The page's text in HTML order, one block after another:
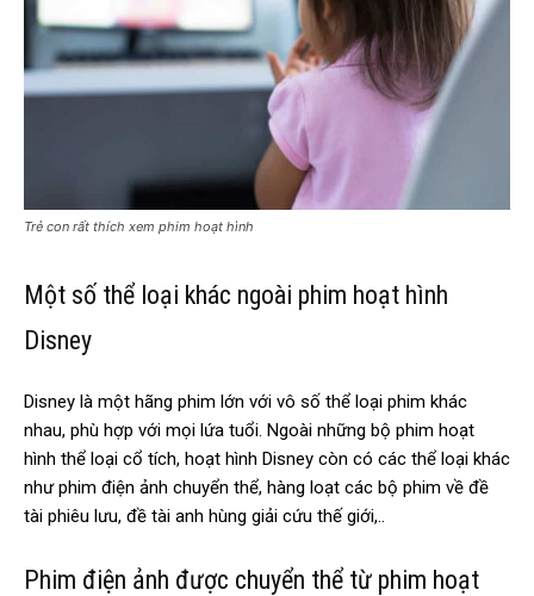
Trẻ con rất thích xem phim hoạt hình
Một số thể loại khác ngoài phim hoạt hình
Disney
Disney là một hãng phim lớn với vô số thể loại phim khác
nhau, phù hợp với mọi lứa tuổi. Ngoài những bộ phim hoạt
hình thể loại cổ tích, hoạt hình Disney còn có các thể loại khác
như phim điện ảnh chuyển thể, hàng loạt các bộ phim về đề
tài phiêu lưu, đề tài anh hùng giải cứu thế giới,..
Phim điện ảnh được chuyển thể từ phim hoạt